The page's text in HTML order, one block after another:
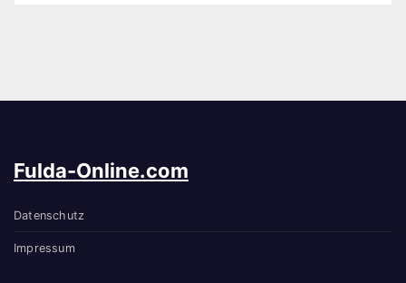
Fulda-Online.com
Datenschutz
Impressum